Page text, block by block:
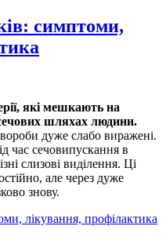
симптоми,
які мешкають на
шляхах людини.
дуже слабо виражені.
час сечовипускання в
слизові виділення. Ці
але через дуже
знову.